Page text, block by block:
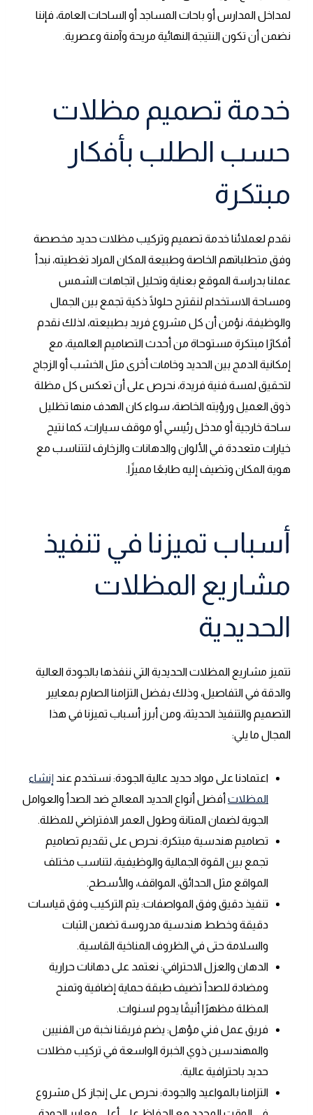
لمداخل المدارس أو باحات المساجد أو الساحات العامة، فإننا
نضمن أن تكون النتيجة النهائية مريحة وآمنة وعصرية.
خدمة تصميم مظلات
حسب الطلب بأفكار
مبتكرة
نقدم لعملائنا خدمة تصميم وتركيب مظلات حديد مخصصة
وفق متطلباتهم الخاصة وطبيعة المكان المراد تغطيته، نبدأ
عملنا بدراسة الموقع بعناية وتحليل اتجاهات الشمس
ومساحة الاستخدام لنقترح حلولًا ذكية تجمع بين الجمال
والوظيفة، نؤمن أن كل مشروع فريد بطبيعته، لذلك نقدم
أفكارًا مبتكرة مستوحاة من أحدث التصاميم العالمية، مع
إمكانية الدمج بين الحديد وخامات أخرى مثل الخشب أو الزجاج
لتحقيق لمسة فنية فريدة، نحرص على أن تعكس كل مظلة
ذوق العميل ورؤيته الخاصة، سواء كان الهدف منها تظليل
ساحة خارجية أو مدخل رئيسي أو موقف سيارات، كما نتيح
خيارات متعددة في الألوان والدهانات والزخارف لتتناسب مع
هوية المكان وتضيف إليه طابعًا مميزًا.
أسباب تميزنا في تنفيذ
مشاريع المظلات
الحديدية
تتميز مشاريع المظلات الحديدية التي ننفذها بالجودة العالية
والدقة في التفاصيل، وذلك بفضل التزامنا الصارم بمعايير
التصميم والتنفيذ الحديثة، ومن أبرز أسباب تميزنا في هذا
المجال ما يلي:
اعتمادنا على مواد حديد عالية الجودة: نستخدم عند إنشاء
المظلات أفضل أنواع الحديد المعالج ضد الصدأ والعوامل
الجوية لضمان المتانة وطول العمر الافتراضي للمظلة.
تصاميم هندسية مبتكرة: نحرص على تقديم تصاميم
تجمع بين القوة الجمالية والوظيفية، لتناسب مختلف
المواقع مثل الحدائق، المواقف، والأسطح.
تنفيذ دقيق وفق المواصفات: يتم التركيب وفق قياسات
دقيقة وخطط هندسية مدروسة تضمن الثبات
والسلامة حتى في الظروف المناخية القاسية.
الدهان والعزل الاحترافي: نعتمد على دهانات حرارية
ومضادة للصدأ تضيف طبقة حماية إضافية وتمنح
المظلة مظهرًا أنيقًا يدوم لسنوات.
فريق عمل فني مؤهل: يضم فريقنا نخبة من الفنيين
والمهندسين ذوي الخبرة الواسعة في تركيب مظلات
حديد باحترافية عالية.
التزامنا بالمواعيد والجودة: نحرص على إنجاز كل مشروع